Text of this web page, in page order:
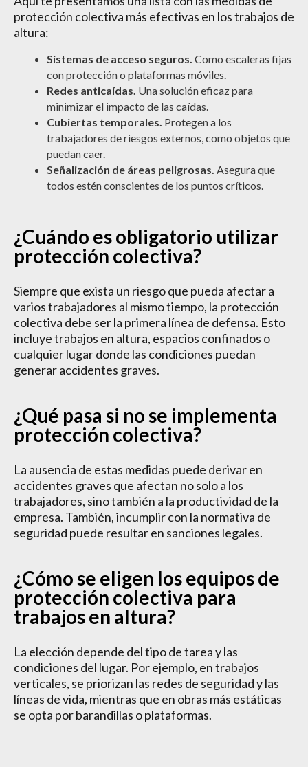
protección colectiva más efectivas en los trabajos de
altura:
Sistemas de acceso seguros. Como escaleras fijas
con protección o plataformas móviles.
Redes anticaídas. Una solución eficaz para
minimizar el impacto de las caídas.
Cubiertas temporales. Protegen a los
trabajadores de riesgos externos, como objetos que
puedan caer.
Señalización de áreas peligrosas. Asegura que
todos estén conscientes de los puntos críticos.
¿Cuándo es obligatorio utilizar
protección colectiva?
Siempre que exista un riesgo que pueda afectar a
varios trabajadores al mismo tiempo, la protección
colectiva debe ser la primera línea de defensa. Esto
incluye trabajos en altura, espacios confinados o
cualquier lugar donde las condiciones puedan
generar accidentes graves.
¿Qué pasa si no se implementa
protección colectiva?
La ausencia de estas medidas puede derivar en
accidentes graves que afectan no solo a los
trabajadores, sino también a la productividad de la
empresa. También, incumplir con la normativa de
seguridad puede resultar en sanciones legales.
¿Cómo se eligen los equipos de
protección colectiva para
trabajos en altura?
La elección depende del tipo de tarea y las
condiciones del lugar. Por ejemplo, en trabajos
verticales, se priorizan las redes de seguridad y las
líneas de vida, mientras que en obras más estáticas
se opta por barandillas o plataformas.